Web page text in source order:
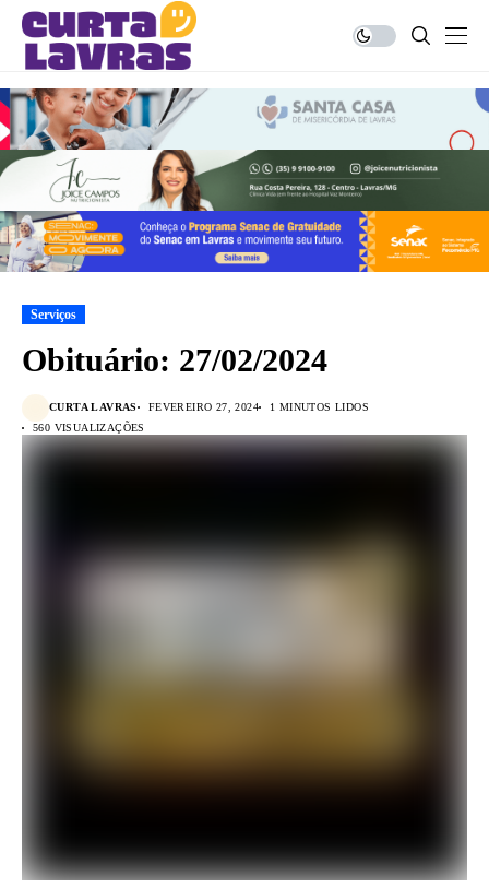
Serviços
Obituário: 27/02/2024
CURTA LAVRAS FEVEREIRO 27, 2024
1 MINUTOS LIDOS
560 VISUALIZAÇÕES